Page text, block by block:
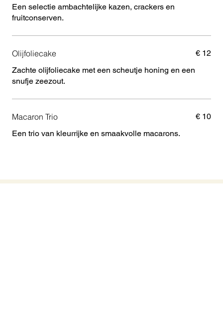
Een selectie ambachtelijke kazen, crackers en
fruitconserven.
Olijfoliecake
Zachte olijfoliecake met een scheutje honing en een
snufje zeezout.
€ 12
Macaron Trio
Een trio van kleurrijke en smaakvolle macarons.
€ 10